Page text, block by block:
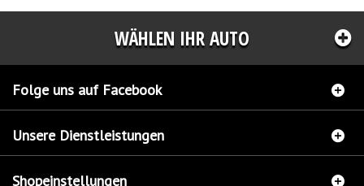
WÄHLEN IHR AUTO
Folge uns auf Facebook
Unsere Dienstleistungen
Shopeinstellungen